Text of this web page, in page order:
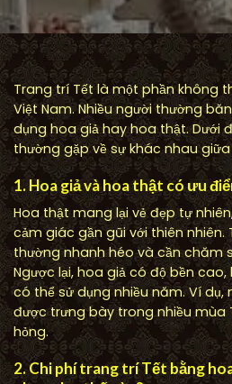
Trang trí Tết là một phần không
Việt Nam. Nhiều người thường
dụng hoa giả hay hoa thật. Dưới
thường gặp về sự khác nhau
1. Hoa giả và hoa thật có ưu
Hoa thật mang lại vẻ đẹp tự
cảm giác gần gũi với thiên nhiên.
thường nhanh héo và cần chăm
Ngược lại, hoa giả có độ bền
có thể sử dụng nhiều năm. Ví
được trưng bày trong nhiều mùa
hỏng.
2. Chi phí trang trí Tết bằng